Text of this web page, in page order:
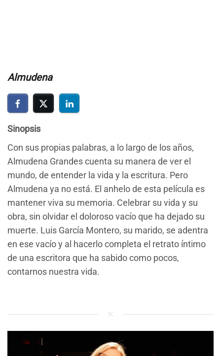
Almudena
Sinopsis
Con sus propias palabras, a lo largo de los años,
Almudena Grandes cuenta su manera de ver el
mundo, de entender la vida y la escritura. Pero
Almudena ya no está. El anhelo de esta película es
mantener viva su memoria. Celebrar su vida y su
obra, sin olvidar el doloroso vacío que ha dejado su
muerte. Luis García Montero, su marido, se adentra
en ese vacío y al hacerlo completa el retrato íntimo
de una escritora que ha sabido como pocos,
contarnos nuestra vida.